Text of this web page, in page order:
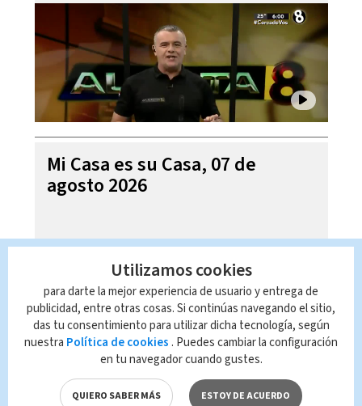
Mi Casa es su Casa, 07 de
agosto 2026
Utilizamos cookies
para darte la mejor experiencia de usuario y entrega de
publicidad, entre otras cosas. Si continúas navegando el sitio,
das tu consentimiento para utilizar dicha tecnología, según
nuestra Política de cookies . Puedes cambiar la configuración
en tu navegador cuando gustes.
QUIERO SABER MÁS ESTOY DE ACUERDO